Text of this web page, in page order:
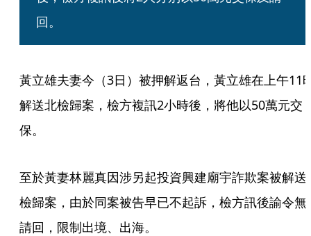
回。
黃立雄夫妻今（3日）被押解返台，黃立雄在上午11
解送北檢歸案，檢方複訊2小時後，將他以50萬元交
保。
至於黃妻林麗真因涉另起投資興建廟宇詐欺案被解送
檢歸案，由於同案被告早已不起訴，檢方訊後諭令無
請回，限制出境、出海。